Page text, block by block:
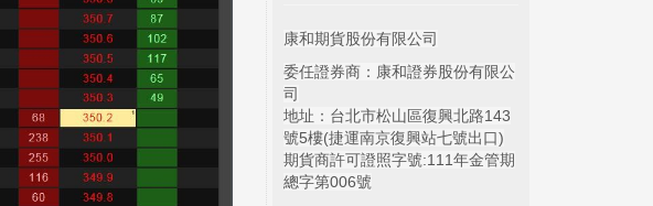
康和期貨股份有限公司
委任證券商：康和證券股份有限公
司
地址：台北市松山區復興北路143
號5樓(捷運南京復興站七號出口)
期貨商許可證照字號:111年金管期
總字第006號